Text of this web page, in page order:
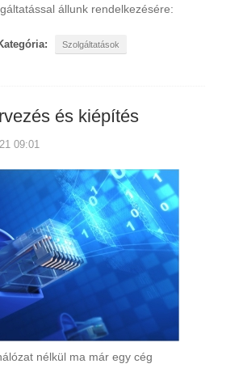
állunk rendelkezésére:
Szolgáltatások
és kiépítés
09:01
nélkül ma már egy cég